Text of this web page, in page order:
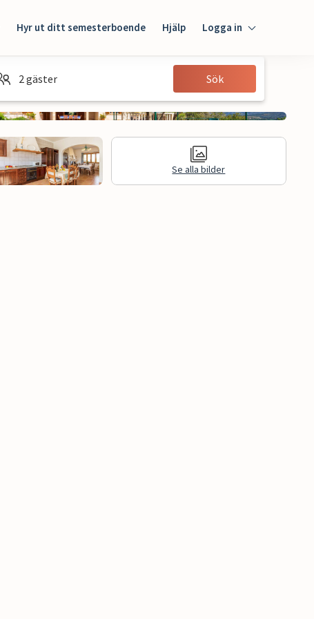
Hyr ut ditt semesterboende Hjälp Logga in
Gäst
2 gäster Sök
Se alla bilder